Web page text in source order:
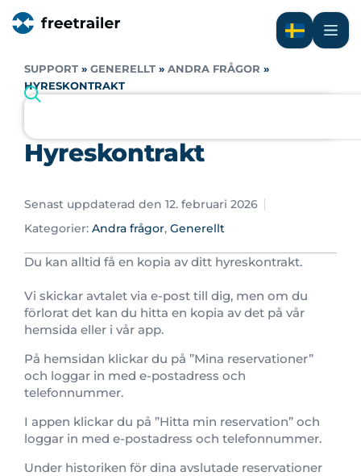
SUPPORT » GENERELLT » ANDRA FRÅGOR »
HYRESKONTRAKT
Hyreskontrakt
Senast uppdaterad den 12. februari 2026
Kategorier: Andra frågor, Generellt
Du kan alltid få en kopia av ditt hyreskontrakt.
Vi skickar avtalet via e-post till dig, men om du
förlorat det kan du hitta en kopia av det på vår
hemsida eller i vår app.
På hemsidan klickar du på ”Mina reservationer”
och loggar in med e-postadress och
telefonnummer.
I appen klickar du på ”Hitta min reservation” och
loggar in med e-postadress och telefonnummer.
Under historiken för dina avslutade reservationer